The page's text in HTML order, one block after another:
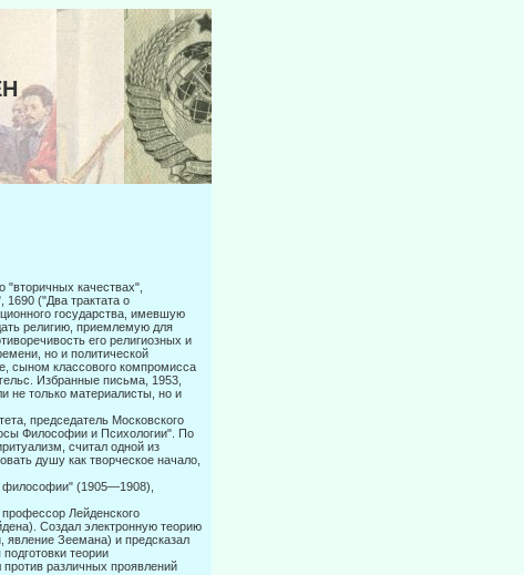
каче­ствах",
1690 ("Два трактата о
государства, имевшую
религию, приемлемую для
его религиозных и
но и политической
сыном классового компромисса
Избранные письма, 1953,
не только материалисты, но и
председа­тель Московского
Философии и Психологии". По
считал одной из
душу как творческое начало,
(1905—1908),
Лейденского
Создал электронную теорию
явление Зеемана) и предсказал
теории
различных проявлений